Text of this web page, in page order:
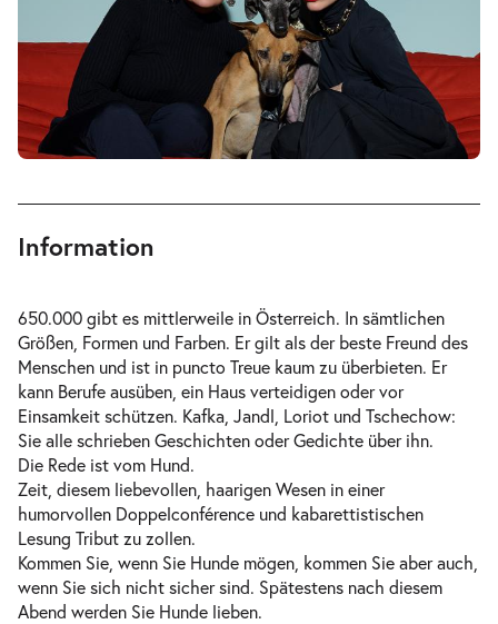
Information
650.000 gibt es mittlerweile in Österreich. In sämtlichen
Größen, Formen und Farben. Er gilt als der beste Freund des
Menschen und ist in puncto Treue kaum zu überbieten. Er
kann Berufe ausüben, ein Haus verteidigen oder vor
Einsamkeit schützen. Kafka, Jandl, Loriot und Tschechow:
Sie alle schrieben Geschichten oder Gedichte über ihn.
Die Rede ist vom Hund.
Zeit, diesem liebevollen, haarigen Wesen in einer
humorvollen Doppelconférence und kabarettistischen
Lesung Tribut zu zollen.
Kommen Sie, wenn Sie Hunde mögen, kommen Sie aber auch,
wenn Sie sich nicht sicher sind. Spätestens nach diesem
Abend werden Sie Hunde lieben.